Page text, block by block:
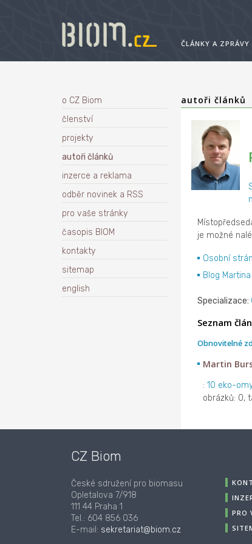
ČLÁNKY A ZPRÁVY
o CZ Biom
členství
projekty
autoři článků
inzerce a reklama
odběr novinek a RSS
pro vaše stránky
časopis BIOM
kontakty
sitemap
english
autoři článků
je možné
Osobní
Blog
Specializace:
Seznam
Obnovitelné
Martin
: 10 eko-
obrázků: 0,
CZ Biom
České sdružení pro biomasu
Opletalova 7/918
111 44 Praha 1
Tel.: 604 856 036
E-mail: sekretariat@biom.cz
PRO